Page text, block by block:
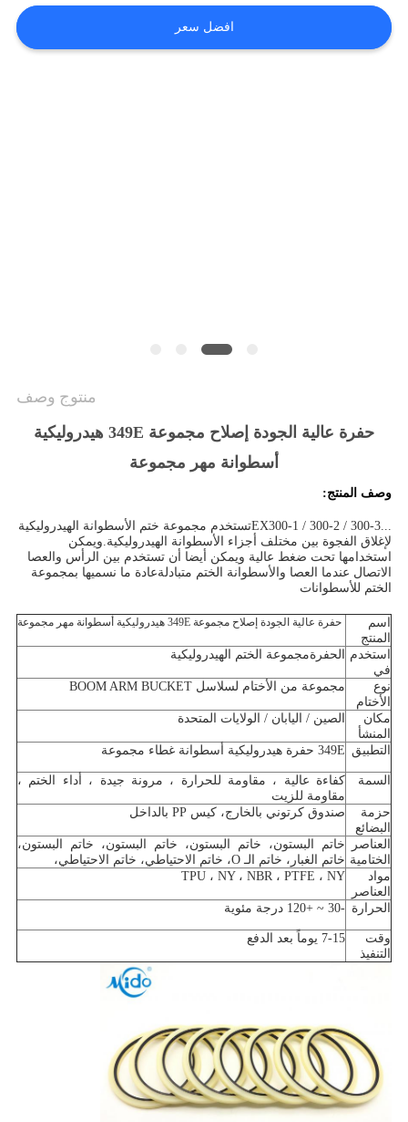
طلب
اقتباس
افضل سعر
منتوج وصف
حفرة عالية الجودة إصلاح مجموعة 349E هيدروليكية
أسطوانة مهر مجموعة
وصف المنتج:
...
EX300-1 / 300-2 / 300-3تستخدم مجموعة ختم الأسطوانة الهيدروليكية
لإغلاق الفجوة بين مختلف أجزاء الأسطوانة الهيدروليكية.ويمكن
استخدامها تحت ضغط عالية ويمكن أيضا أن تستخدم بين الرأس والعصا
الاتصال عندما العصا والأسطوانة الختم متبادلةعادة ما نسميها بمجموعة
الختم للأسطوانات
اسم
المنتج
حفرة عالية الجودة إصلاح مجموعة 349E هيدروليكية أسطوانة مهر مجموعة
استخدم
في
الحفرةمجموعة الختم الهيدروليكية
نوع
الأختام
مجموعة من الأختام لسلاسل BOOM ARM BUCKET
مكان
المنشأ
الصين / اليابان / الولايات المتحدة
التطبيق 349E حفرة هيدروليكية أسطوانة غطاء مجموعة
السمة
كفاءة عالية ، مقاومة للحرارة ، مرونة جيدة ، أداء الختم ،
مقاومة للزيت
حزمة
البضائع
صندوق كرتوني بالخارج، كيس PP بالداخل
العناصر
الختامية
خاتم البستون، خاتم البستون، خاتم البستون، خاتم البستون،
خاتم الغبار، خاتم الـ O، خاتم الاحتياطي، خاتم الاحتياطي،
مواد
العناصر
TPU ، NY ، NBR ، PTFE ، NY
الحرارة -30 ~ +120 درجة مئوية
وقت
التنفيذ
7-15 يوماً بعد الدفع